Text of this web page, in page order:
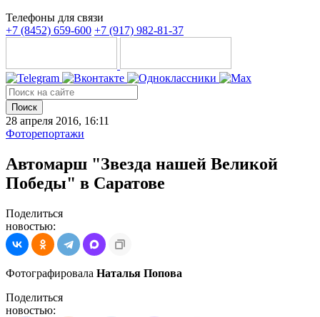
Телефоны для связи
+7 (8452) 659-600 +7 (917) 982-81-37
Поиск
28 апреля 2016, 16:11
Фоторепортажи
Автомарш "Звезда нашей Великой
Победы" в Саратове
Поделиться
новостью:
Фотографировала Наталья Попова
Поделиться
новостью: